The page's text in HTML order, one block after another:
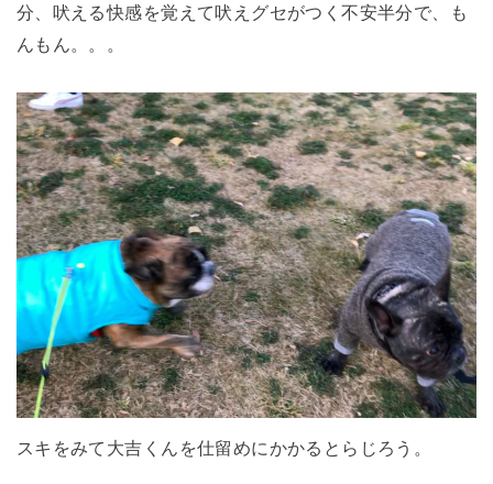
分、吠える快感を覚えて吠えグセがつく不安半分で、も
んもん。。。
スキをみて大吉くんを仕留めにかかるとらじろう。